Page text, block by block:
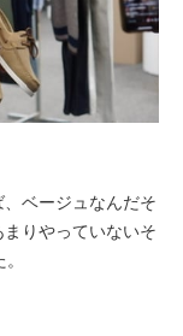
ベージュなんだそ
りやっていないそ